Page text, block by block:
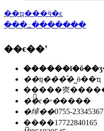
��ҵ���ӵ�ͼ
���߸�������
��ϵ��ʽ
��ҵ���ͣ�˽ӫ��ҵ
��ַ��
��ϵ�ˣ�����
�绰��0755-23345367
�ֻ���17722840165